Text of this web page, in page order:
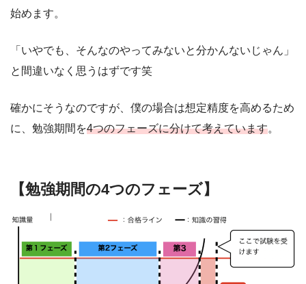
始めます。
「いやでも、そんなのやってみないと分かんないじゃん」
と間違いなく思うはずです笑
確かにそうなのですが、僕の場合は想定精度を高めるため
に、勉強期間を4つのフェーズに分けて考えています。
【勉強期間の4つのフェーズ】